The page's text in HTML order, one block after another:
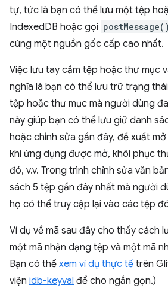
tự, tức là bạn có thể lưu một tệp
IndexedDB hoặc gọi postMessage()
cùng một nguồn gốc cấp cao nhất.
Việc lưu tay cầm tệp hoặc thư mục
nghĩa là bạn có thể lưu trữ trạng
tệp hoặc thư mục mà người dùng
này giúp bạn có thể lưu giữ danh
hoặc chỉnh sửa gần đây, đề xuất
khi ứng dụng được mở, khôi phục
đó, v.v. Trong trình chỉnh sửa văn
sách 5 tệp gần đây nhất mà người
họ có thể truy cập lại vào các tệp
Ví dụ về mã sau đây cho thấy cách
một mã nhận dạng tệp và một mã
Bạn có thể xem ví dụ thực tế trên
viện idb-keyval để cho ngắn gọn.)